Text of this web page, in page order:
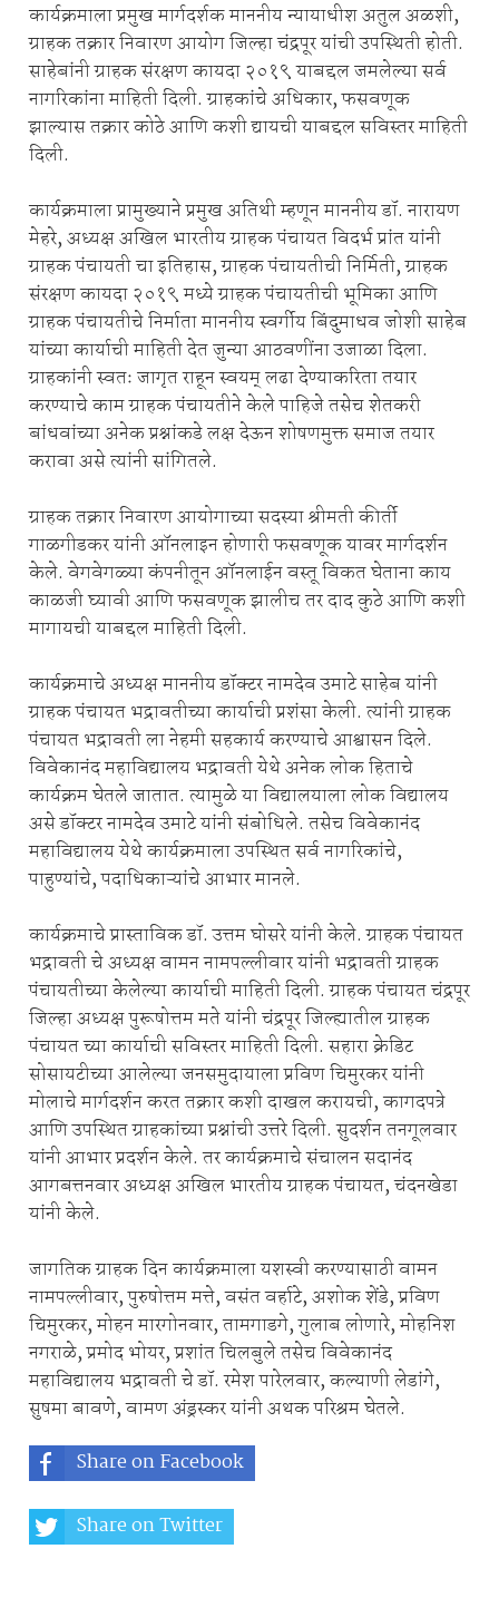
कार्यक्रमाला प्रमुख मार्गदर्शक माननीय न्यायाधीश अतुल अळशी,
ग्राहक तक्रार निवारण आयोग जिल्हा चंद्रपूर यांची उपस्थिती होती.
साहेबांनी ग्राहक संरक्षण कायदा २०१९ याबद्दल जमलेल्या सर्व
नागरिकांना माहिती दिली. ग्राहकांचे अधिकार, फसवणूक
झाल्यास तक्रार कोठे आणि कशी द्यायची याबद्दल सविस्तर माहिती
दिली.
कार्यक्रमाला प्रामुख्याने प्रमुख अतिथी म्हणून माननीय डॉ. नारायण
मेहरे, अध्यक्ष अखिल भारतीय ग्राहक पंचायत विदर्भ प्रांत यांनी
ग्राहक पंचायती चा इतिहास, ग्राहक पंचायतीची निर्मिती, ग्राहक
संरक्षण कायदा २०१९ मध्ये ग्राहक पंचायतीची भूमिका आणि
ग्राहक पंचायतीचे निर्माता माननीय स्वर्गीय बिंदुमाधव जोशी साहेब
यांच्या कार्याची माहिती देत जुन्या आठवणींना उजाळा दिला.
ग्राहकांनी स्वतः जागृत राहून स्वयम् लढा देण्याकरिता तयार
करण्याचे काम ग्राहक पंचायतीने केले पाहिजे तसेच शेतकरी
बांधवांच्या अनेक प्रश्नांकडे लक्ष देऊन शोषणमुक्त समाज तयार
करावा असे त्यांनी सांगितले.
ग्राहक तक्रार निवारण आयोगाच्या सदस्या श्रीमती कीर्ती
गाळगीडकर यांनी ऑनलाइन होणारी फसवणूक यावर मार्गदर्शन
केले. वेगवेगळ्या कंपनीतून ऑनलाईन वस्तू विकत घेताना काय
काळजी घ्यावी आणि फसवणूक झालीच तर दाद कुठे आणि कशी
मागायची याबद्दल माहिती दिली.
कार्यक्रमाचे अध्यक्ष माननीय डॉक्टर नामदेव उमाटे साहेब यांनी
ग्राहक पंचायत भद्रावतीच्या कार्याची प्रशंसा केली. त्यांनी ग्राहक
पंचायत भद्रावती ला नेहमी सहकार्य करण्याचे आश्वासन दिले.
विवेकानंद महाविद्यालय भद्रावती येथे अनेक लोक हिताचे
कार्यक्रम घेतले जातात. त्यामुळे या विद्यालयाला लोक विद्यालय
असे डॉक्टर नामदेव उमाटे यांनी संबोधिले. तसेच विवेकानंद
महाविद्यालय येथे कार्यक्रमाला उपस्थित सर्व नागरिकांचे,
पाहुण्यांचे, पदाधिकाऱ्यांचे आभार मानले.
कार्यक्रमाचे प्रास्ताविक डॉ. उत्तम घोसरे यांनी केले. ग्राहक पंचायत
भद्रावती चे अध्यक्ष वामन नामपल्लीवार यांनी भद्रावती ग्राहक
पंचायतीच्या केलेल्या कार्याची माहिती दिली. ग्राहक पंचायत चंद्रपूर
जिल्हा अध्यक्ष पुरूषोत्तम मते यांनी चंद्रपूर जिल्ह्यातील ग्राहक
पंचायत च्या कार्याची सविस्तर माहिती दिली. सहारा क्रेडिट
सोसायटीच्या आलेल्या जनसमुदायाला प्रविण चिमुरकर यांनी
मोलाचे मार्गदर्शन करत तक्रार कशी दाखल करायची, कागदपत्रे
आणि उपस्थित ग्राहकांच्या प्रश्नांची उत्तरे दिली. सुदर्शन तनगूलवार
यांनी आभार प्रदर्शन केले. तर कार्यक्रमाचे संचालन सदानंद
आगबत्तनवार अध्यक्ष अखिल भारतीय ग्राहक पंचायत, चंदनखेडा
यांनी केले.
जागतिक ग्राहक दिन कार्यक्रमाला यशस्वी करण्यासाठी वामन
नामपल्लीवार, पुरुषोत्तम मत्ते, वसंत वर्हाटे, अशोक शेंडे, प्रविण
चिमुरकर, मोहन मारगोनवार, तामगाडगे, गुलाब लोणारे, मोहनिश
नगराळे, प्रमोद भोयर, प्रशांत चिलबुले तसेच विवेकानंद
महाविद्यालय भद्रावती चे डॉ. रमेश पारेलवार, कल्याणी लेडांगे,
सुषमा बावणे, वामण अंड्रस्कर यांनी अथक परिश्रम घेतले.
Share on Facebook
Share on Twitter